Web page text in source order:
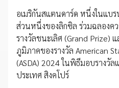
อเมริกันสแตนดาร์ด หนึ่งในแ
ส่วนหนึ่งของลิกซิล ร่วมฉลองค
รางวัลชนะเลิศ (Grand Prize)
ภูมิภาคของรางวัล American
(ASDA) 2024 ในพิธีมอบรางวั
ประเทศ สิงคโปร์